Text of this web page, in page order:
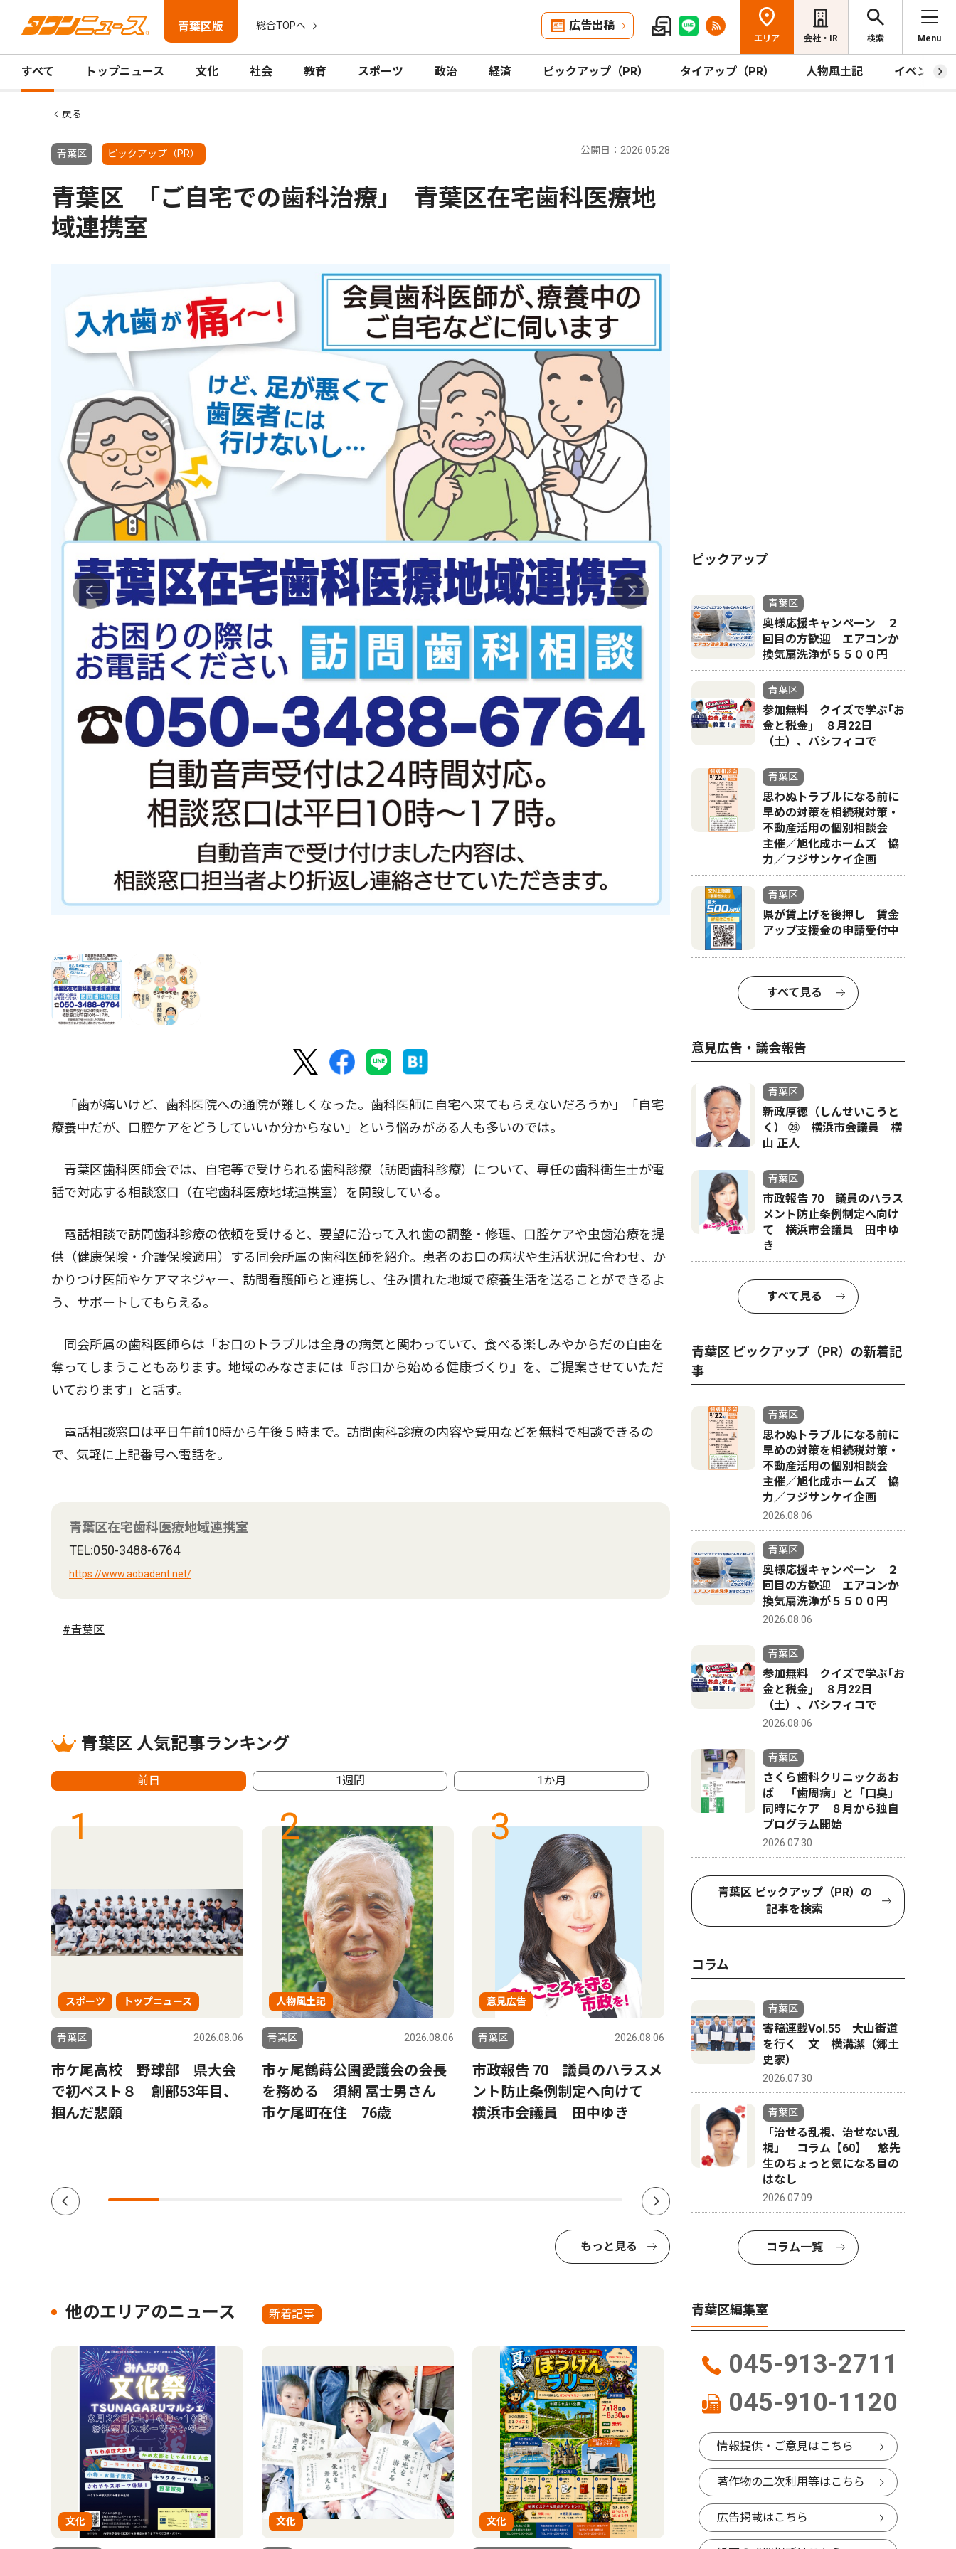
青葉区版 総合TOPへ 広告出稿
エリア 会社・IR 検索 Menu
すべて トップニュース 文化 社会 教育 スポーツ 政治 経済 ピックアップ（PR） タイアップ（PR） 人物風土記 イベント
戻る
青葉区 ピックアップ（PR） 公開日：2026.05.28
青葉区 ｢ご自宅での歯科治療｣ 青葉区在宅歯科医療地
域連携室
「歯が痛いけど、歯科医院への通院が難しくなった。歯科医師に自宅へ来てもらえないだろうか」「自宅
療養中だが、口腔ケアをどうしていいか分からない」という悩みがある人も多いのでは。
青葉区歯科医師会では、自宅等で受けられる歯科診療（訪問歯科診療）について、専任の歯科衛生士が電
話で対応する相談窓口（在宅歯科医療地域連携室）を開設している。
電話相談で訪問歯科診療の依頼を受けると、要望に沿って入れ歯の調整・修理、口腔ケアや虫歯治療を提
供（健康保険・介護保険適用）する同会所属の歯科医師を紹介。患者のお口の病状や生活状況に合わせ、か
かりつけ医師やケアマネジャー、訪問看護師らと連携し、住み慣れた地域で療養生活を送ることができるよ
う、サポートしてもらえる。
同会所属の歯科医師らは「お口のトラブルは全身の病気と関わっていて、食べる楽しみやからだの自由を
奪ってしまうこともあります。地域のみなさまには『お口から始める健康づくり』を、ご提案させていただ
いております」と話す。
電話相談窓口は平日午前10時から午後５時まで。訪問歯科診療の内容や費用などを無料で相談できるの
で、気軽に上記番号へ電話を。
青葉区在宅歯科医療地域連携室
TEL:050-3488-6764
https://www.aobadent.net/
#青葉区
青葉区 人気記事ランキング
前日 1週間 1か月
1
スポーツ トップニュース
青葉区 2026.08.06
市ケ尾高校 野球部 県大会
で初ベスト８ 創部53年目、
掴んだ悲願
2
人物風土記
青葉区 2026.08.06
市ヶ尾鶴蒔公園愛護会の会長
を務める 須網 冨士男さん
市ケ尾町在住 76歳
3
意見広告
青葉区 2026.08.06
市政報告 70 議員のハラスメ
ント防止条例制定へ向けて
横浜市会議員 田中ゆき
4
青葉区 2026.08.01
山中市長、パワハラ認定受け
告発職員に直接謝罪 「初め
て人権の意味を理解できた」
目の方
もっと見る
他のエリアのニュース 新着記事
文化 文化 文化
ピックアップ
青葉区
奥様応援キャンペーン ２
回目の方歓迎 エアコンか
換気扇洗浄が５５００円
青葉区
参加無料 クイズで学ぶ｢お
金と税金｣ ８月22日
（土）、パシフィコで
青葉区
思わぬトラブルになる前に
早めの対策を相続税対策・
不動産活用の個別相談会
主催／旭化成ホームズ 協
力／フジサンケイ企画
青葉区
県が賃上げを後押し 賃金
アップ支援金の申請受付中
すべて見る
意見広告・議会報告
青葉区
新政厚徳（しんせいこうと
く） ㉘ 横浜市会議員 横
山 正人
青葉区
市政報告 70 議員のハラス
メント防止条例制定へ向け
て 横浜市会議員 田中ゆ
き
すべて見る
青葉区 ピックアップ（PR）の新着記
事
青葉区
思わぬトラブルになる前に
早めの対策を相続税対策・
不動産活用の個別相談会
主催／旭化成ホームズ 協
力／フジサンケイ企画
2026.08.06
青葉区
奥様応援キャンペーン ２
回目の方歓迎 エアコンか
換気扇洗浄が５５００円
2026.08.06
青葉区
参加無料 クイズで学ぶ｢お
金と税金｣ ８月22日
（土）、パシフィコで
2026.08.06
青葉区
さくら歯科クリニックあお
ば 「歯周病」と「口臭」
同時にケア ８月から独自
プログラム開始
2026.07.30
青葉区 ピックアップ（PR）の
記事を検索
コラム
青葉区
寄稿連載Vol.55 大山街道
を行く 文 横溝潔（郷土
史家）
2026.07.30
青葉区
「治せる乱視、治せない乱
視」 コラム【60】 悠先
生のちょっと気になる目の
はなし
2026.07.09
コラム一覧
青葉区編集室
045-913-2711
045-910-1120
情報提供・ご意見はこちら
著作物の二次利用等はこちら
広告掲載はこちら